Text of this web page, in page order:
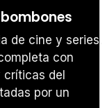
de cine y series.
con
críticas del
por un